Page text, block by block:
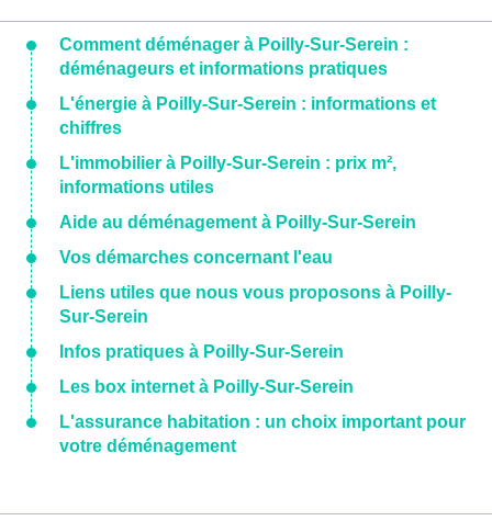
Comment déménager à Poilly-Sur-Serein :
déménageurs et informations pratiques
L'énergie à Poilly-Sur-Serein : informations et
chiffres
L'immobilier à Poilly-Sur-Serein : prix m²,
informations utiles
Aide au déménagement à Poilly-Sur-Serein
Vos démarches concernant l'eau
Liens utiles que nous vous proposons à Poilly-
Sur-Serein
Infos pratiques à Poilly-Sur-Serein
Les box internet à Poilly-Sur-Serein
L'assurance habitation : un choix important pour
votre déménagement